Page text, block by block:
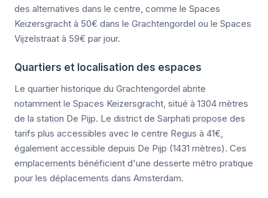
des alternatives dans le centre, comme le Spaces
Keizersgracht à 50€ dans le Grachtengordel ou le Spaces
Vijzelstraat à 59€ par jour.
Quartiers et localisation des espaces
Le quartier historique du Grachtengordel abrite
notamment le Spaces Keizersgracht, situé à 1304 mètres
de la station De Pijp. Le district de Sarphati propose des
tarifs plus accessibles avec le centre Regus à 41€,
également accessible depuis De Pijp (1431 mètres). Ces
emplacements bénéficient d'une desserte métro pratique
pour les déplacements dans Amsterdam.